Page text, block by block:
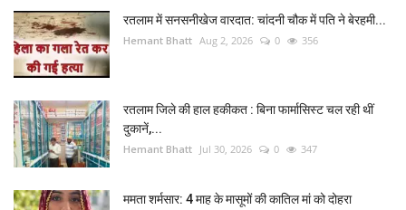
रतलाम में सनसनीखेज वारदात: चांदनी चौक में पति ने बेरहमी...
Hemant Bhatt Aug 2, 2026 0 356
रतलाम जिले की हाल हकीकत : बिना फार्मासिस्ट चल रही थीं
दुकानें,...
Hemant Bhatt Jul 30, 2026 0 347
ममता शर्मसार: 4 माह के मासूमों की कातिल मां को दोहरा